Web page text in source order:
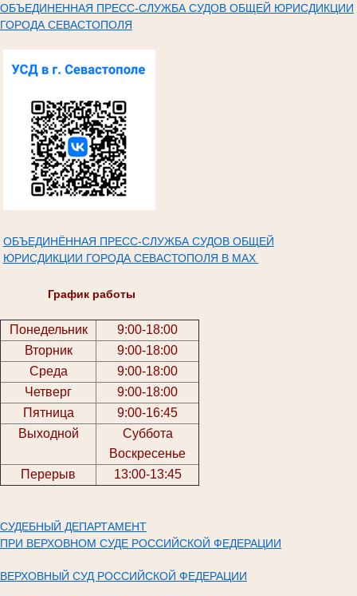
ОБЪЕДИНЕННАЯ ПРЕСС-СЛУЖБА СУДОВ ОБЩЕЙ ЮРИСДИКЦИИ
ГОРОДА СЕВАСТОПОЛЯ
ОБЪЕДИНЁННАЯ ПРЕСС-СЛУЖБА СУДОВ ОБЩЕЙ
ЮРИСДИКЦИИ ГОРОДА СЕВАСТОПОЛЯ В МАХ
График работы
Понедельник
9:00-18:00
Вторник
9:00-18:00
Среда
9:00-18:00
Четверг
9:00-18:00
Пятница
9:00-16:45
Выходной
Суббота
Воскресенье
Перерыв
13:00-13:45
СУДЕБНЫЙ ДЕПАРТАМЕНТ
ПРИ ВЕРХОВНОМ СУДЕ РОССИЙСКОЙ ФЕДЕРАЦИИ
ВЕРХОВНЫЙ СУД РОССИЙСКОЙ ФЕДЕРАЦИИ